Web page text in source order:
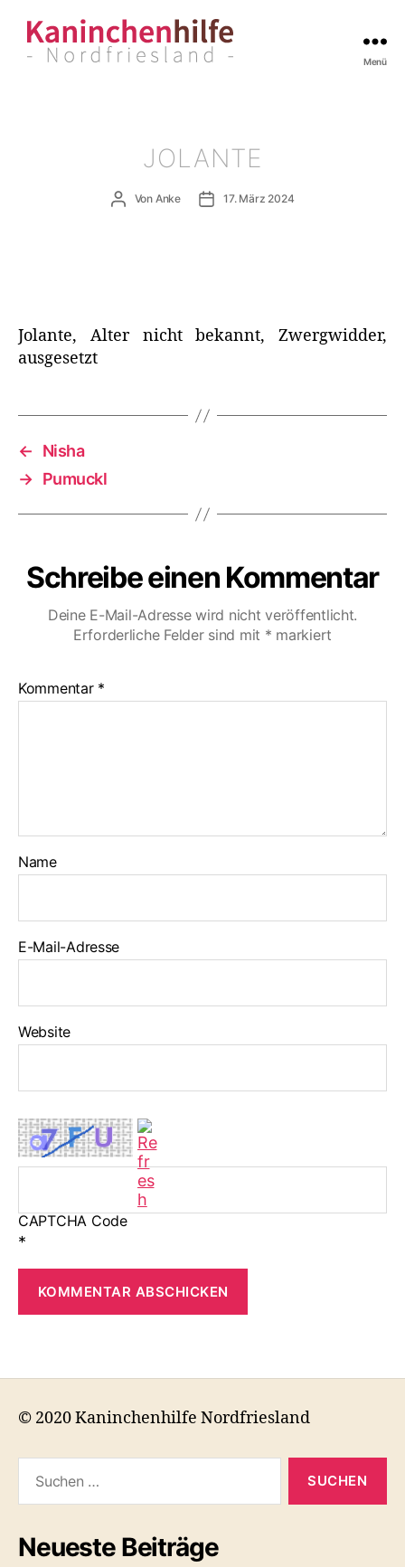
Menü
JOLANTE
Beitragsautor
Von Anke Veröffentlichungsdatum
17. März 2024
Jolante, Alter nicht bekannt, Zwergwidder,
ausgesetzt
←
Nisha
→ Pumuckl
Schreibe einen Kommentar
Deine E-Mail-Adresse wird nicht veröffentlicht.
Erforderliche Felder sind mit * markiert
Kommentar *
Name
E-Mail-Adresse
Website
CAPTCHA Code
*
© 2020 Kaninchenhilfe Nordfriesland
nach:
Neueste Beiträge